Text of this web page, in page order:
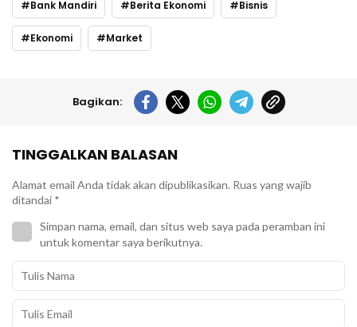
Bank Mandiri Berita Ekonomi Bisnis
Ekonomi Market
Bagikan:
TINGGALKAN BALASAN
Alamat email Anda tidak akan dipublikasikan. Ruas yang wajib
ditandai *
Simpan nama, email, dan situs web saya pada peramban ini
untuk komentar saya berikutnya.